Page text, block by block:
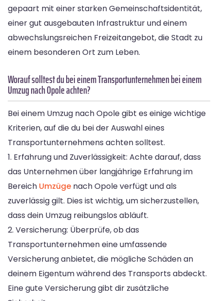
gepaart mit einer starken Gemeinschaftsidentität,
einer gut ausgebauten Infrastruktur und einem
abwechslungsreichen Freizeitangebot, die Stadt zu
einem besonderen Ort zum Leben.
Worauf solltest du bei einem Transportunternehmen bei einem
Umzug nach Opole achten?
Bei einem Umzug nach Opole gibt es einige wichtige
Kriterien, auf die du bei der Auswahl eines
Transportunternehmens achten solltest.
1. Erfahrung und Zuverlässigkeit: Achte darauf, dass
das Unternehmen über langjährige Erfahrung im
Bereich Umzüge nach Opole verfügt und als
zuverlässig gilt. Dies ist wichtig, um sicherzustellen,
dass dein Umzug reibungslos abläuft.
2. Versicherung: Überprüfe, ob das
Transportunternehmen eine umfassende
Versicherung anbietet, die mögliche Schäden an
deinem Eigentum während des Transports abdeckt.
Eine gute Versicherung gibt dir zusätzliche